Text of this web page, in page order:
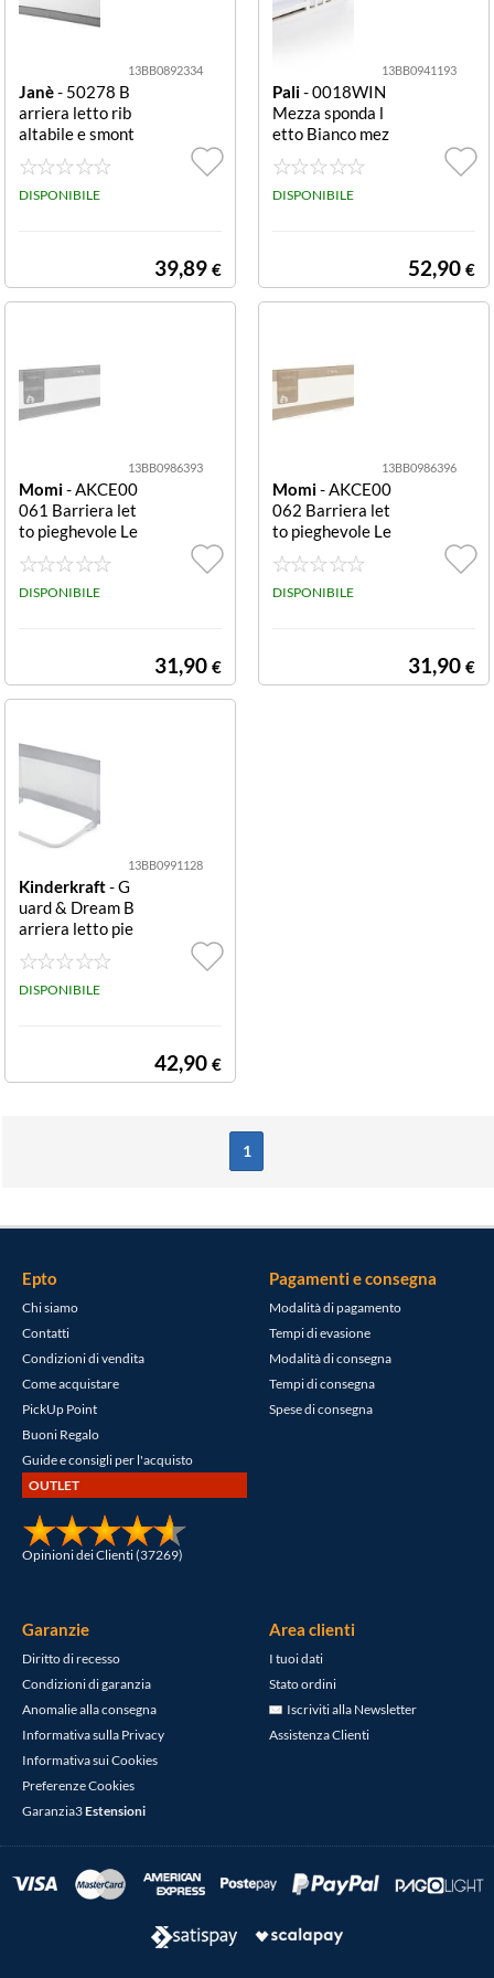
13BB0892334
Janè- 50278 B
arriera letto rib
altabile e smont
abile 1500x580
mm Star grey ri
baltabile e smon
DISPONIBILE
39,89 €
13BB0941193
Pali- 0018WIN
Mezza sponda l
etto Bianco mez
za sponda
DISPONIBILE
52,90 €
13BB0986393
Momi- AKCE00
061 Barriera let
to pieghevole Le
xi Xl grey piegh
evole
DISPONIBILE
31,90 €
13BB0986396
Momi- AKCE00
062 Barriera let
to pieghevole Le
xi Xl beige piegh
evole
DISPONIBILE
31,90 €
13BB0991128
Kinderkraft- G
uard & Dream B
arriera letto pie
ghevole KAGUD
R00LGR0000 Li
ght grey pieghe
DISPONIBILE
42,90 €
1
Epto
Chi siamo
Contatti
Condizioni di vendita
Come acquistare
PickUp Point
Buoni Regalo
Guide e consigli per l'acquisto
OUTLET
Opinioni dei Clienti (37269)
Pagamenti e consegna
Modalità di pagamento
Tempi di evasione
Modalità di consegna
Tempi di consegna
Spese di consegna
Garanzie
Diritto di recesso
Condizioni di garanzia
Anomalie alla consegna
Informativa sulla Privacy
Informativa sui Cookies
Preferenze Cookies
Garanzia3Estensioni
Area clienti
I tuoi dati
Stato ordini
Iscriviti alla Newsletter
Assistenza Clienti